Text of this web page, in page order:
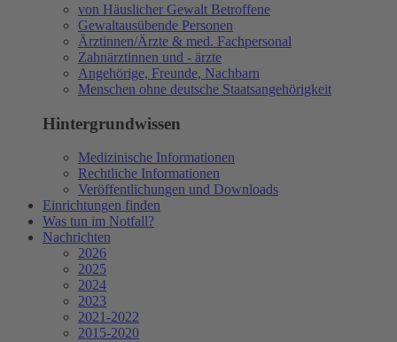
von Häuslicher Gewalt Betroffene
Gewaltausübende Personen
Ärztinnen/Ärzte & med. Fachpersonal
Zahnärztinnen und - ärzte
Angehörige, Freunde, Nachbarn
Menschen ohne deutsche Staatsangehörigkeit
Hintergrundwissen
Medizinische Informationen
Rechtliche Informationen
Veröffentlichungen und Downloads
Einrichtungen finden
Was tun im Notfall?
Nachrichten
2026
2025
2024
2023
2021-2022
2015-2020